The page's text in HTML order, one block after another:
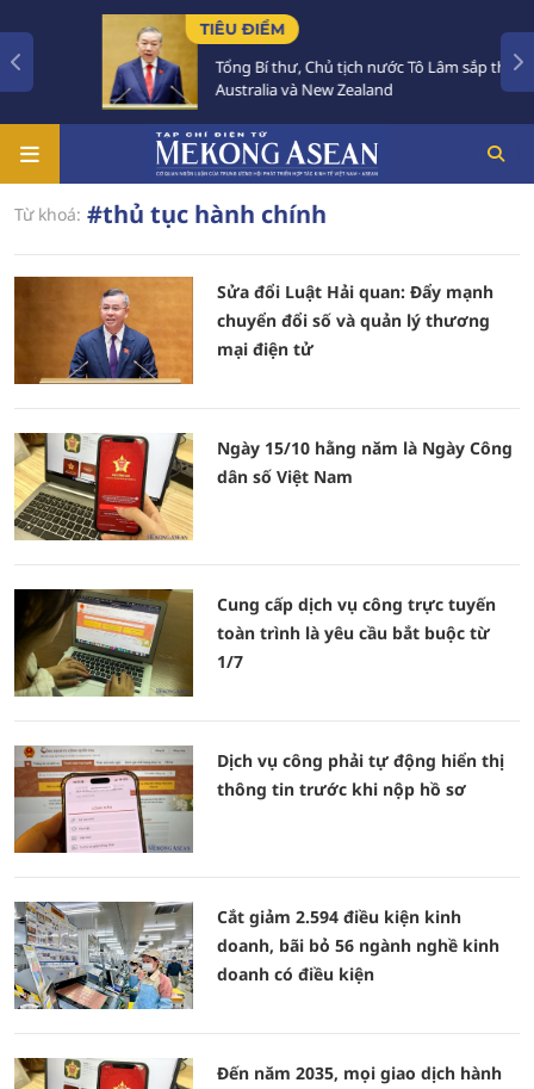
TIÊU ĐIỂM
Tổng Bí thư, Chủ tịch nước Tô Lâm sắp thăm
Australia và New Zealand
Từ khoá: #thủ tục hành chính
Sửa đổi Luật Hải quan: Đẩy mạnh
chuyển đổi số và quản lý thương
mại điện tử
Ngày 15/10 hằng năm là Ngày Công
dân số Việt Nam
Cung cấp dịch vụ công trực tuyến
toàn trình là yêu cầu bắt buộc từ
1/7
Dịch vụ công phải tự động hiển thị
thông tin trước khi nộp hồ sơ
Cắt giảm 2.594 điều kiện kinh
doanh, bãi bỏ 56 ngành nghề kinh
doanh có điều kiện
Đến năm 2035, mọi giao dịch hành